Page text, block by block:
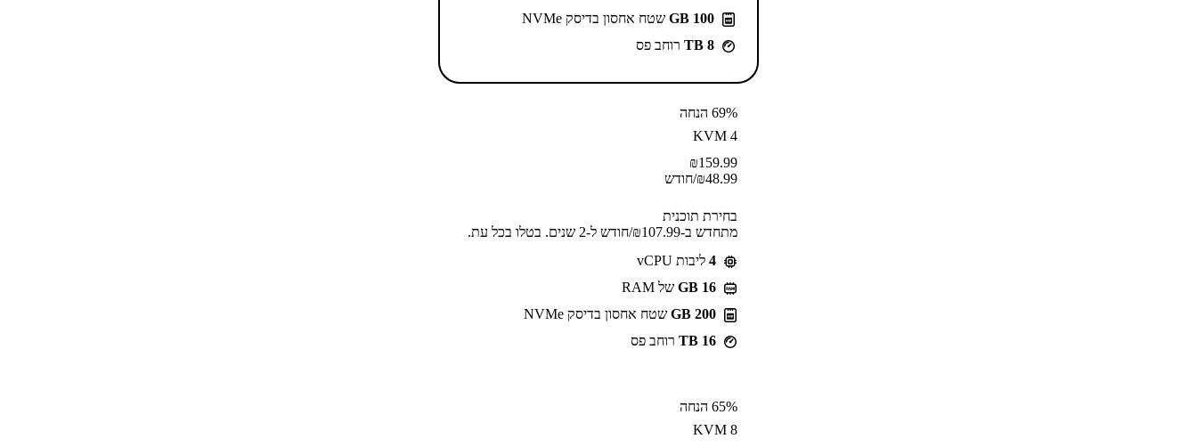
100 GB
שטח אחסון בדיסק NVMe
8 TB
רוחב פס
69% הנחה
KVM 4
159.99
₪
48.99
₪/חודש
בחירת תוכנית
מתחדש ב-⁦107.99⁩₪/חודש ל-2 שנים. בטלו בכל עת.
4 ליבות vCPU
GB 16 של RAM
200 GB
שטח אחסון בדיסק NVMe
16 TB
רוחב פס
65% הנחה
KVM 8